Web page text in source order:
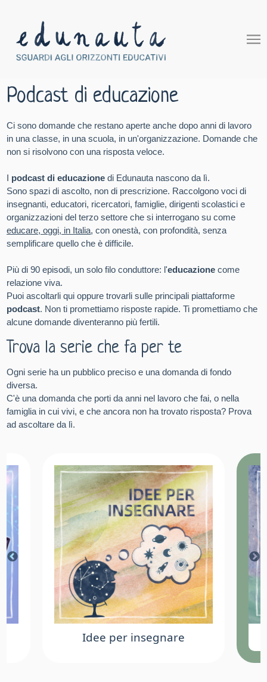
Podcast di educazione
Ci sono domande che restano aperte anche dopo anni di lavoro
in una classe, in una scuola, in un'organizzazione. Domande che
non si risolvono con una risposta veloce.
I podcast di educazionedi Edunauta nascono da lì.
Sono spazi di ascolto, non di prescrizione. Raccolgono voci di
insegnanti, educatori, ricercatori, famiglie, dirigenti scolastici e
organizzazioni del terzo settore che si interrogano su come
educare, oggi, in Italia, con onestà, con profondità, senza
semplificare quello che è difficile.
Più di 90 episodi, un solo filo conduttore: l'educazione come
relazione viva.
Puoi ascoltarli qui oppure trovarli sulle principali piattaforme
podcast. Non ti promettiamo risposte rapide. Ti promettiamo che
alcune domande diventeranno più fertili.
Trova la serie che fa per te
Ogni serie ha un pubblico preciso e una domanda di fondo
diversa.
C'è una domanda che porti da anni nel lavoro che fai, o nella
famiglia in cui vivi, e che ancora non ha trovato risposta? Prova
ad ascoltare da lì.
Idee per insegnare